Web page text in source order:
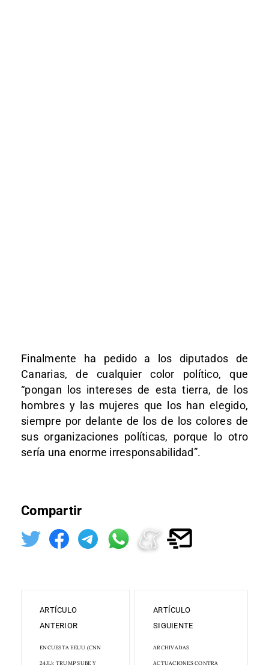
Finalmente ha pedido a los diputados de
Canarias, de cualquier color político, que
“pongan los intereses de esta tierra, de los
hombres y las mujeres que los han elegido,
siempre por delante de los de los colores de
sus organizaciones políticas, porque lo otro
sería una enorme irresponsabilidad”.
Compartir
ARTÍCULO
ANTERIOR
ENCUESTA EEUU (CNN
24JL): TRUMP SUBE Y
ARTÍCULO
SIGUIENTE
ARCHIVADAS
ACTUACIONES CONTRA